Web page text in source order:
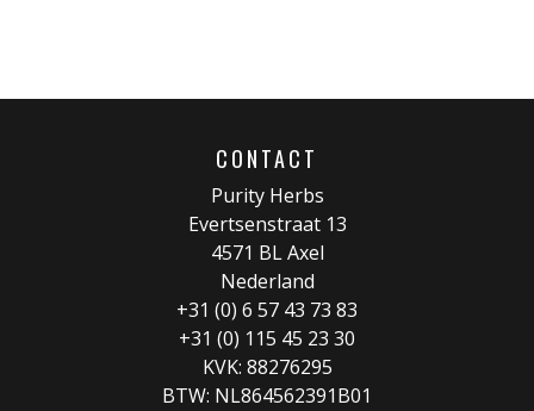
CONTACT
Purity Herbs
Evertsenstraat 13
4571 BL Axel
Nederland
+31 (0) 6 57 43 73 83
+31 (0) 115 45 23 30
KVK: 88276295
BTW: NL864562391B01